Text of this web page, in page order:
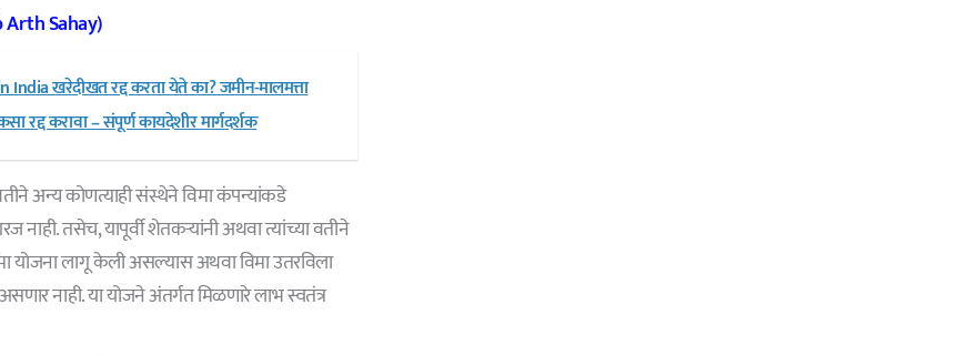
Arth Sahay)
खरेदीखत रद्द करता येते का? जमीन-मालमत्ता
करावा – संपूर्ण कायदेशीर मार्गदर्शक
अन्य कोणत्याही संस्थेने विमा कंपन्यांकडे
नाही. तसेच, यापूर्वी शेतकऱ्यांनी अथवा त्यांच्या वतीने
योजना लागू केली असल्यास अथवा विमा उतरविला
नाही. या योजने अंतर्गत मिळणारे लाभ स्वतंत्र